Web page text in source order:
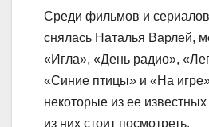
Среди фильмов и
снялась Наталья Варлей,
«Игла», «День радио»,
«Синие птицы» и «На
некоторые из ее
из них стоит посмотреть.